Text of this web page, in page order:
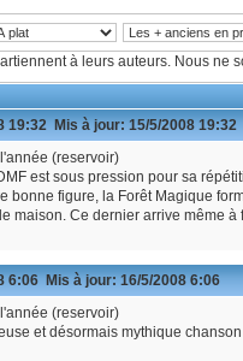
à leurs auteurs. Nous ne
19:32 Mis à jour: 15/5/2008 19:32
(reservoir)
est sous pression pour sa
bonne figure, la Forêt Magique
maison. Ce dernier arrive même
6:06 Mis à jour: 16/5/2008 6:06
(reservoir)
et désormais mythique